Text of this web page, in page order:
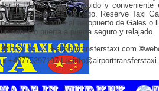
Tarifa Plana. Servicio rápido y
múltiples opciones de pago. Reserve Taxi
necesite transporte al aeropuerto de Gales o
un servicio puerta a puerta seguro y relajado.
🌍lorox.co.uk✈airporttransferstaxi.com 🌐
📱+40775297197 | 📧